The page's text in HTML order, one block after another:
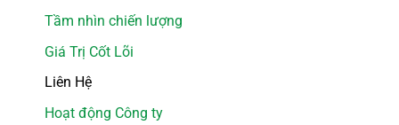
Tầm nhìn chiến lượng
Giá Trị Cốt Lõi
Liên Hệ
Hoạt động Công ty